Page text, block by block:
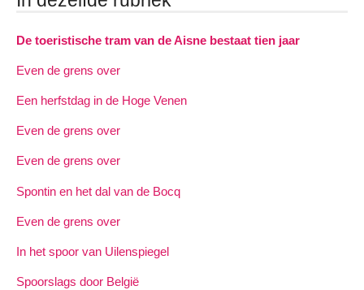
De toeristische tram van de Aisne bestaat tien jaar
Even de grens over
Een herfstdag in de Hoge Venen
Even de grens over
Even de grens over
Spontin en het dal van de Bocq
Even de grens over
In het spoor van Uilenspiegel
Spoorslags door België